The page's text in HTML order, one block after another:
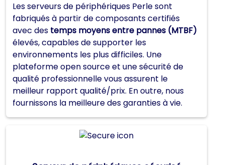
Les serveurs de périphériques Perle sont
fabriqués à partir de composants certifiés
avec des temps moyens entre pannes (MTBF)
élevés, capables de supporter les
environnements les plus difficiles. Une
plateforme open source et une sécurité de
qualité professionnelle vous assurent le
meilleur rapport qualité/prix. En outre, nous
fournissons la meilleure des garanties à vie.